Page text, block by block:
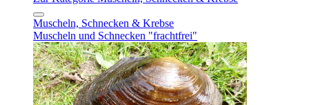
Muscheln, Schnecken & Krebse
Muscheln und Schnecken "frachtfrei"